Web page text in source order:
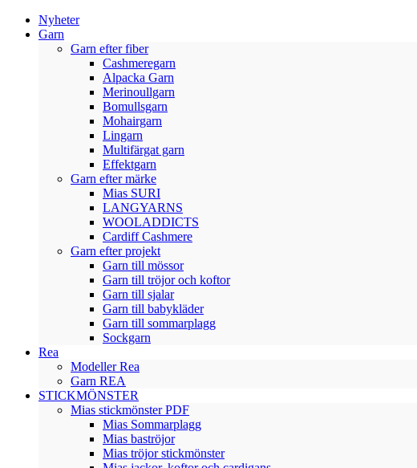
Nyheter
Garn
Garn efter fiber
Cashmeregarn
Alpacka Garn
Merinoullgarn
Bomullsgarn
Mohairgarn
Lingarn
Multifärgat garn
Effektgarn
Garn efter märke
Mias SURI
LANGYARNS
WOOLADDICTS
Cardiff Cashmere
Garn efter projekt
Garn till mössor
Garn till tröjor och koftor
Garn till sjalar
Garn till babykläder
Garn till sommarplagg
Sockgarn
Rea
Modeller Rea
Garn REA
STICKMÖNSTER
Mias stickmönster PDF
Mias Sommarplagg
Mias baströjor
Mias tröjor stickmönster